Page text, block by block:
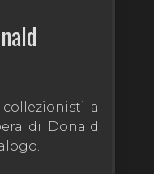
a
di Donald